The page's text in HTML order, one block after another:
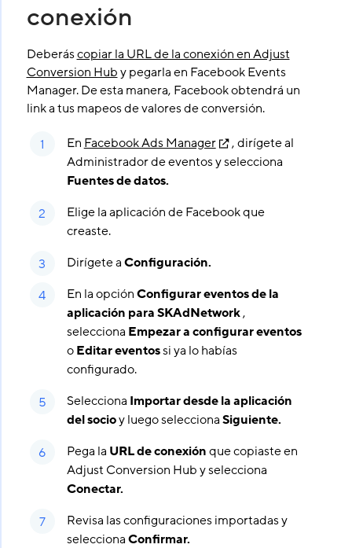
conexión
Deberáscopiar la URL de la conexión en Adjust
Conversion Huby pegarla en Facebook Events
Manager. De esta manera, Facebook obtendrá un
link a tus mapeos de valores de conversión.
En Facebook Ads Manager
, dirígete al
Administrador de eventos y selecciona
Fuentes de datos.
Elige la aplicación de Facebook que
creaste.
Dirígete aConfiguración.
En la opciónConfigurar eventos de la
aplicación para SKAdNetwork,
selecciona Empezar a configurar eventos
oEditar eventossi ya lo habías
configurado.
Selecciona Importar desde la aplicación
del socioy luego seleccionaSiguiente.
Pega la URL de conexiónque copiaste en
Adjust Conversion Hub y selecciona
Conectar.
Revisa las configuraciones importadas y
seleccionaConfirmar.